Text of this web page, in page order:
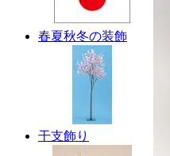
春夏秋冬の装飾
干支飾り